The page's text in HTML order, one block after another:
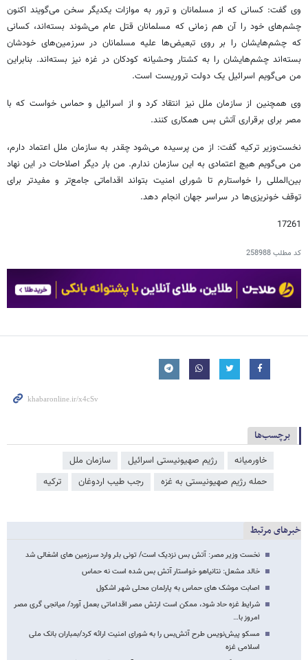
وی گفت: کسانی که از مسلمانان و ترور به موازات یکدیگر سخن می‌گویند اکنون
چشم‌های خود را آن هم زمانی که مسلمانان قتل عام می‌شوند بسته‌اند، کسانی
که چشم‌هایشان را بر روی تبعیض‌ها علیه مسلمانان در سرزمین‌های خودشان
بسته‌اند چشم‌هایشان را به کشتار وحشیانه کودکان در غزه نیز بسته‌اند. بنابراین
من می‌گویم اسرائیل یک دولت تروریست است.
وی همچنین از سازمان ملل نیز انتقاد کرد و از اسرائیل و حماس خواست که با
مصر برای برقراری آتش بس همکاری کنند.
نخست‌وزیر ترکیه گفت: از من پرسیده می‌شود چقدر به سازمان ملل اعتماد دارم،
من می‌گویم هیچ اعتمادی به این سازمان ندارم. من بار دیگر اصلاحات در این نهاد
بین‌المللی را خواستارم تا شورای امنیت بتواند اقداماتی جامع‌تر و مفیدتر برای
توقف خونریزی‌ها در سراسر جهان انجام دهد.
17261
کد مطلب258988
برچسب‌ها
خاورمیانه رژیم صهیونیستی اسرائیل
سازمان ملل
حمله رژیم صهیونیستی به غزه
رجب طیب اردوغان ترکیه
خبرهای مرتبط
نخست وزیر مصر: آتش بس نزدیک است/ تونی بلر وارد سرزمین های اشغالی شد
خالد مشعل: نتانیاهو خواستار آتش بس شده است نه حماس
اصابت موشک های حماس به پارلمان محلی شهر اشکول
شرایط غزه حاد شود، ممکن است ارتش مصر اقداماتی بعمل آورد/ میانجی گری مصر
امروز با…
مسکو پیش‌نویس طرح آتش‌بس را به شورای امنیت ارائه کرد/بمباران بانک ملی
اسلامی غزه